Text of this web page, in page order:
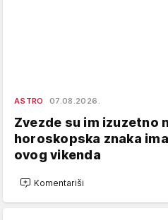
ASTRO 07.08.2026.
Zvezde su im izuzetno
horoskopska znaka
ovog vikenda
Komentariši